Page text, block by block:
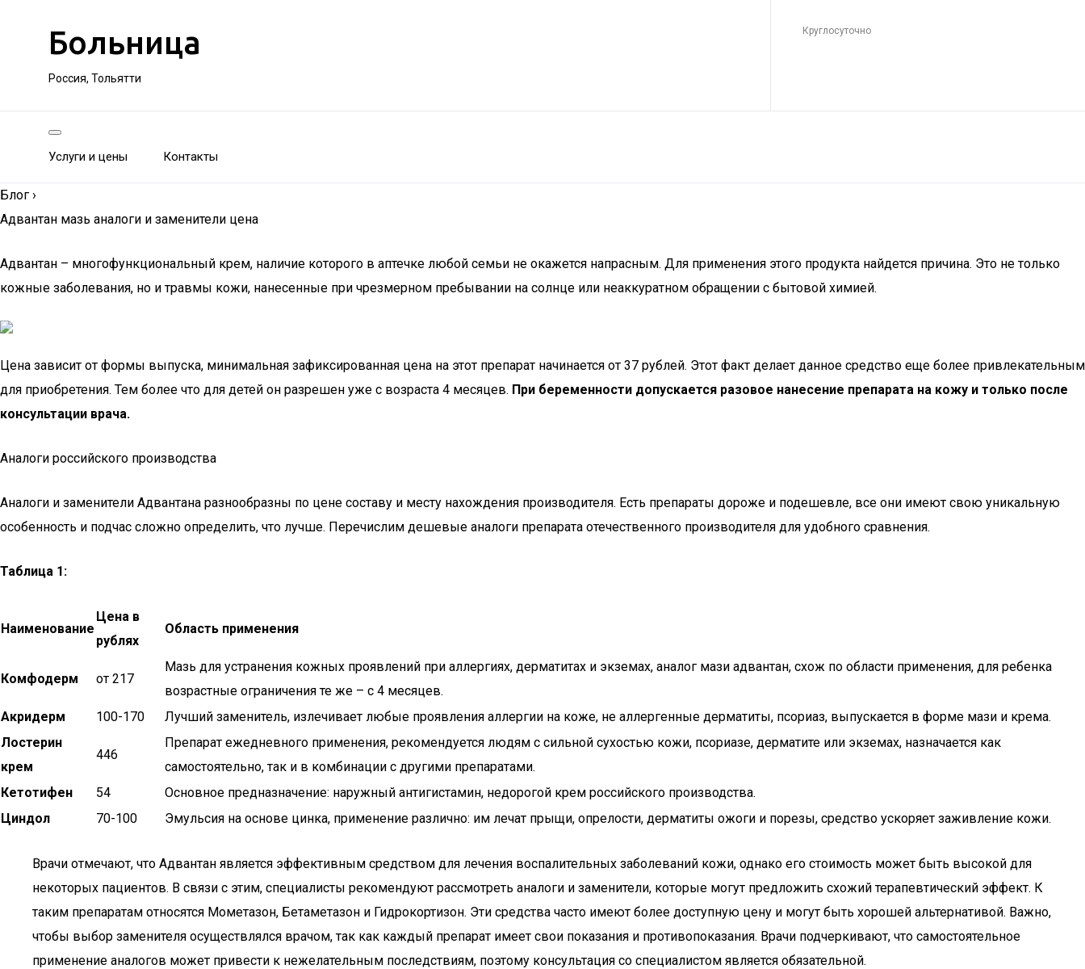
Больница
Россия, Тольятти
Круглосуточно
Услуги и цены Контакты
Блог ›
Адвантан мазь аналоги и заменители цена
Адвантан – многофункциональный крем, наличие которого в аптечке любой семьи не окажется напрасным. Для применения этого продукта найдется причина. Это не только
кожные заболевания, но и травмы кожи, нанесенные при чрезмерном пребывании на солнце или неаккуратном обращении с бытовой химией.
Цена зависит от формы выпуска, минимальная зафиксированная цена на этот препарат начинается от 37 рублей. Этот факт делает данное средство еще более привлекательным
для приобретения. Тем более что для детей он разрешен уже с возраста 4 месяцев. При беременности допускается разовое нанесение препарата на кожу и только после
консультации врача.
Аналоги российского производства
Аналоги и заменители Адвантана разнообразны по цене составу и месту нахождения производителя. Есть препараты дороже и подешевле, все они имеют свою уникальную
особенность и подчас сложно определить, что лучше. Перечислим дешевые аналоги препарата отечественного производителя для удобного сравнения.
Таблица 1:
Наименование
Цена в
рублях
Область применения
Комфодерм от 217
Мазь для устранения кожных проявлений при аллергиях, дерматитах и экземах, аналог мази адвантан, схож по области применения, для ребенка
возрастные ограничения те же – с 4 месяцев.
Акридерм
100-170
Лучший заменитель, излечивает любые проявления аллергии на коже, не аллергенные дерматиты, псориаз, выпускается в форме мази и крема.
Лостерин
крем
446
Препарат ежедневного применения, рекомендуется людям с сильной сухостью кожи, псориазе, дерматите или экземах, назначается как
самостоятельно, так и в комбинации с другими препаратами.
Кетотифен
54
Основное предназначение: наружный антигистамин, недорогой крем российского производства.
Циндол
70-100 Эмульсия на основе цинка, применение различно: им лечат прыщи, опрелости, дерматиты ожоги и порезы, средство ускоряет заживление кожи.
Врачи отмечают, что Адвантан является эффективным средством для лечения воспалительных заболеваний кожи, однако его стоимость может быть высокой для
некоторых пациентов. В связи с этим, специалисты рекомендуют рассмотреть аналоги и заменители, которые могут предложить схожий терапевтический эффект. К
таким препаратам относятся Мометазон, Бетаметазон и Гидрокортизон. Эти средства часто имеют более доступную цену и могут быть хорошей альтернативой. Важно,
чтобы выбор заменителя осуществлялся врачом, так как каждый препарат имеет свои показания и противопоказания. Врачи подчеркивают, что самостоятельное
применение аналогов может привести к нежелательным последствиям, поэтому консультация со специалистом является обязательной.